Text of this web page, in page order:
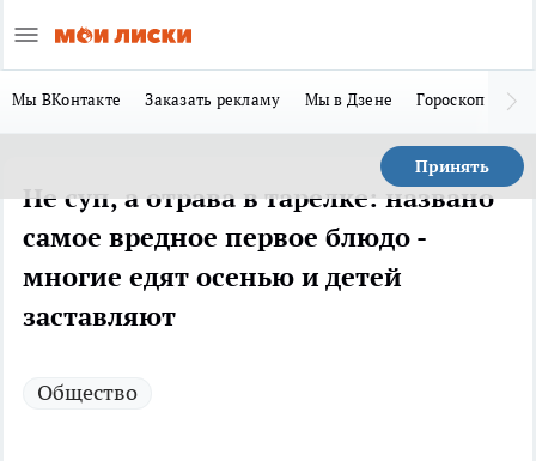
Мы ВКонтакте Заказать рекламу Мы в Дзене Гороскоп
Принять
Не суп, а отрава в тарелке: названо
самое вредное первое блюдо -
многие едят осенью и детей
заставляют
Общество